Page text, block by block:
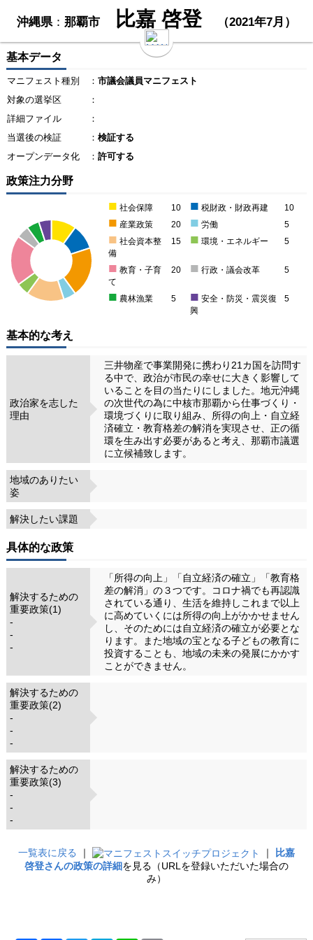
沖縄県：那覇市 比嘉 啓登 （2021年7月）
基本データ
マニフェスト種別 ： 市議会議員マニフェスト
対象の選挙区
：
詳細ファイル
：
当選後の検証
： 検証する
オープンデータ化
： 許可する
政策注力分野
■ 社会保障 10 ■ 税財政・財政再建 10
■ 産業政策 20 ■ 労働 5
■ 社会資本整
備
15 ■ 環境・エネルギー 5
■ 教育・子育
て
20 ■ 行政・議会改革 5
■ 農林漁業 5 ■ 安全・防災・震災復
興
5
基本的な考え
政治家を志した
理由
三井物産で事業開発に携わり21カ国を訪問す
る中で、政治が市民の幸せに大きく影響して
いることを目の当たりにしました。地元沖縄
の次世代の為に中核市那覇から仕事づくり・
環境づくりに取り組み、所得の向上・自立経
済確立・教育格差の解消を実現させ、正の循
環を生み出す必要があると考え、那覇市議選
に立候補致します。
地域のありたい
姿
解決したい課題
具体的な政策
解決するための
重要政策(1)
-
-
-
「所得の向上」「自立経済の確立」「教育格
差の解消」の３つです。コロナ禍でも再認識
されている通り、生活を維持しこれまで以上
に高めていくには所得の向上がかかせません
し、そのためには自立経済の確立が必要とな
ります。また地域の宝となる子どもの教育に
投資することも、地域の未来の発展にかかす
ことができません。
解決するための
重要政策(2)
-
-
-
解決するための
重要政策(3)
-
-
-
一覧表に戻る ｜ ｜
比嘉
啓登さんの政策の詳細を見る（URLを登録いただいた場合の
み）